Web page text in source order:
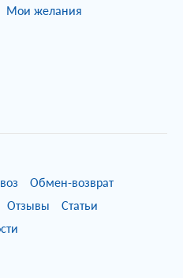
Мои желания
Обмен-возврат
Отзывы
Статьи